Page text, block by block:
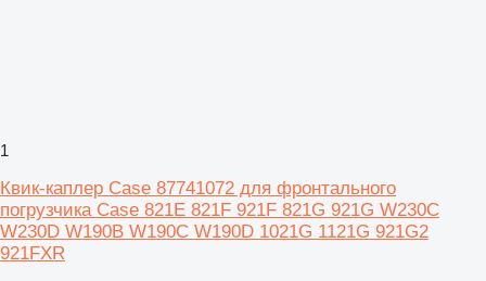
1
Квик-каплер Case 87741072 для фронтального
погрузчика Case 821E 821F 921F 821G 921G W230C
W230D W190B W190C W190D 1021G 1121G 921G2
921FXR